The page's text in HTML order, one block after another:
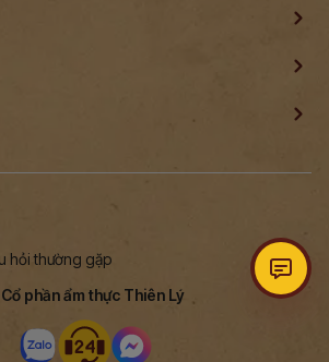
hỏi thường gặp
phần ẩm thực Thiên Lý